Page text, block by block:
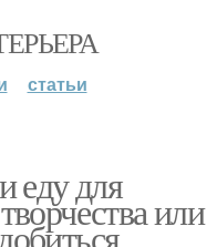
статьи
еду для
или